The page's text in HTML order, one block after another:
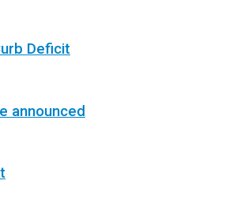
Deficit
announced